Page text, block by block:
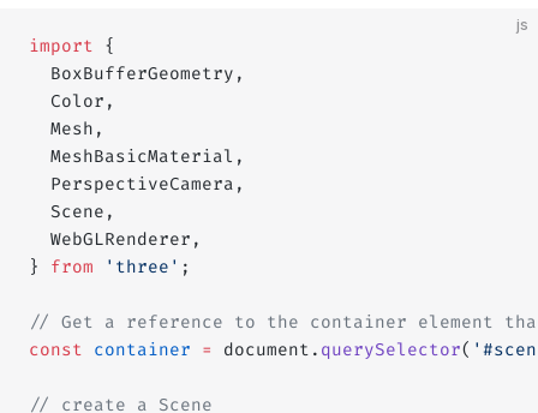
js
import {
  BoxBufferGeometry,
  Color,
  Mesh,
  MeshBasicMaterial,
  PerspectiveCamera,
  Scene,
  WebGLRenderer,
} from 'three' ;
// Get a reference to the container element
const container = document. querySelector(
// create a Scene